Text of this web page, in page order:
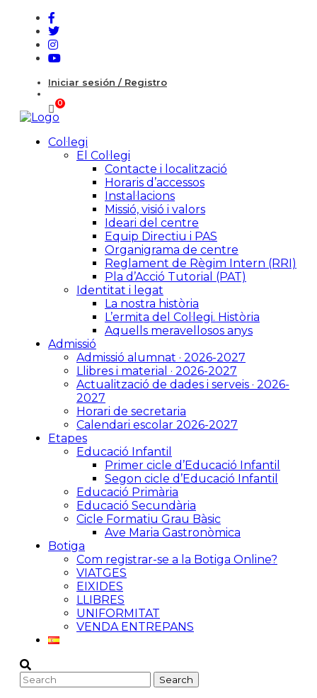
Iniciar sesión / Registro
Col·legi
El Col·legi
Contacte i localització
Horaris d’accessos
Instal·lacions
Missió, visió i valors
Ideari del centre
Equip Directiu i PAS
Organigrama de centre
Reglament de Règim Intern (RRI)
Pla d’Acció Tutorial (PAT)
Identitat i legat
La nostra història
L’ermita del Col·legi. Història
Aquells meravellosos anys
Admissió
Admissió alumnat · 2026-2027
Llibres i material · 2026-2027
Actualització de dades i serveis · 2026-
2027
Horari de secretaria
Calendari escolar 2026-2027
Etapes
Educació Infantil
Primer cicle d’Educació Infantil
Segon cicle d’Educació Infantil
Educació Primària
Educació Secundària
Cicle Formatiu Grau Bàsic
Ave Maria Gastronòmica
Botiga
Com registrar-se a la Botiga Online?
VIATGES
EIXIDES
LLIBRES
UNIFORMITAT
VENDA ENTREPANS